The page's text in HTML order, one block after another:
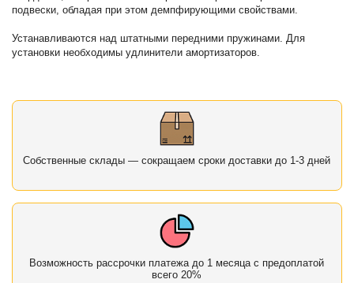
подвески, обладая при этом демпфирующими свойствами.
Устанавливаются над штатными передними пружинами. Для
установки необходимы удлинители амортизаторов.
Собственные склады — сокращаем сроки доставки до 1-3 дней
Возможность рассрочки платежа до 1 месяца с предоплатой
всего 20%